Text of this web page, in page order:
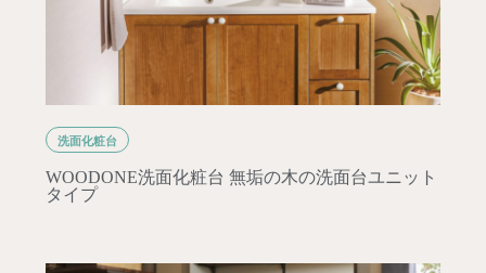
洗面化粧台
WOODONE洗面化粧台 無垢の木の洗面台ユニット
タイプ